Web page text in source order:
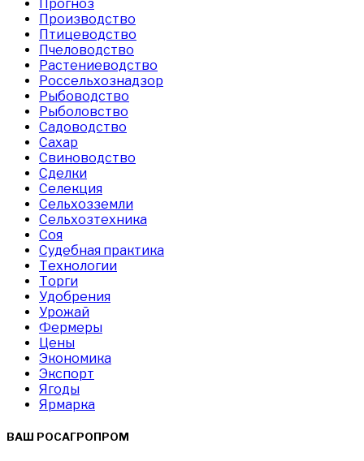
Прогноз
Производство
Птицеводство
Пчеловодство
Растениеводство
Россельхознадзор
Рыбоводство
Рыболовство
Садоводство
Сахар
Свиноводство
Сделки
Селекция
Сельхозземли
Сельхозтехника
Соя
Судебная практика
Технологии
Торги
Удобрения
Урожай
Фермеры
Цены
Экономика
Экспорт
Ягоды
Ярмарка
ВАШ РОСАГРОПРОМ